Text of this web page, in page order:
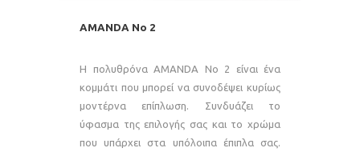
AMANDA No 2
Η πολυθρόνα AMANDA No 2 είναι ένα
κομμάτι που μπορεί να συνοδέψει κυρίως
μοντέρνα επίπλωση. Συνδυάζει το
ύφασμα της επιλογής σας και το χρώμα
που υπάρχει στα υπόλοιπα έπιπλα σας.